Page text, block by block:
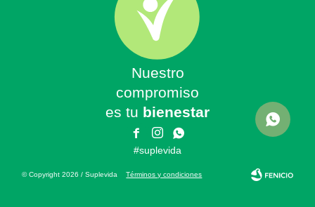
Nuestro
compromiso
es tu bienestar
 

#suplevida
© Copyright 2026 / SuplevidaTérminos y condiciones